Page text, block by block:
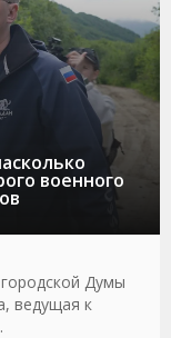
военного
Думы
ведущая к